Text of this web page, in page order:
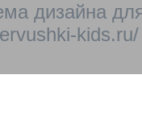
дизайна
kids.ru/